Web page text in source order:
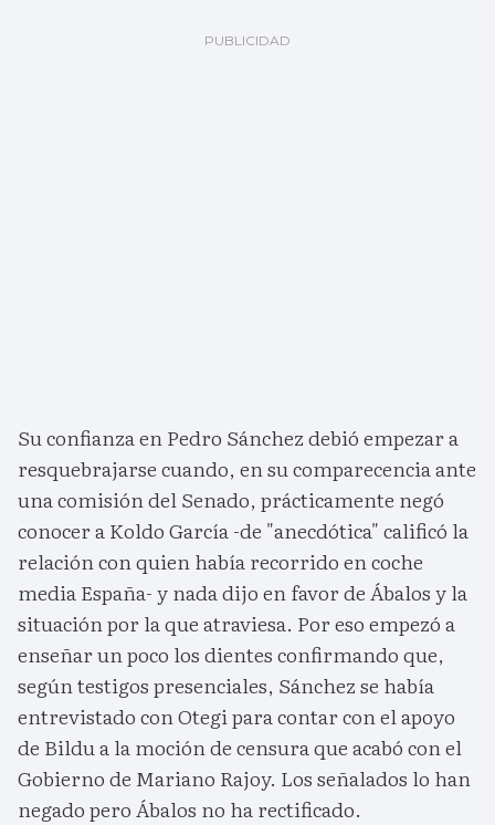
Su confianza en Pedro Sánchez debió empezar a
resquebrajarse cuando, en su comparecencia ante
una comisión del Senado, prácticamente negó
conocer a Koldo García -de "anecdótica" calificó la
relación con quien había recorrido en coche
media España- y nada dijo en favor de Ábalos y la
situación por la que atraviesa. Por eso empezó a
enseñar un poco los dientes confirmando que,
según testigos presenciales, Sánchez se había
entrevistado con Otegi para contar con el apoyo
de Bildu a la moción de censura que acabó con el
Gobierno de Mariano Rajoy. Los señalados lo han
negado pero Ábalos no ha rectificado.